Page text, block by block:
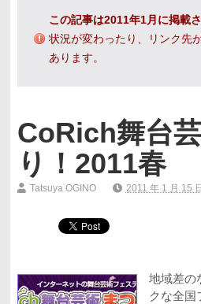
この記事は2011年1月に掲載
状況が変わったり、リンク先
あります。
CoRich舞台
り！2011春
Tatsuya OGINO 2011 年 1 月 15 日
地域差の
クな全国